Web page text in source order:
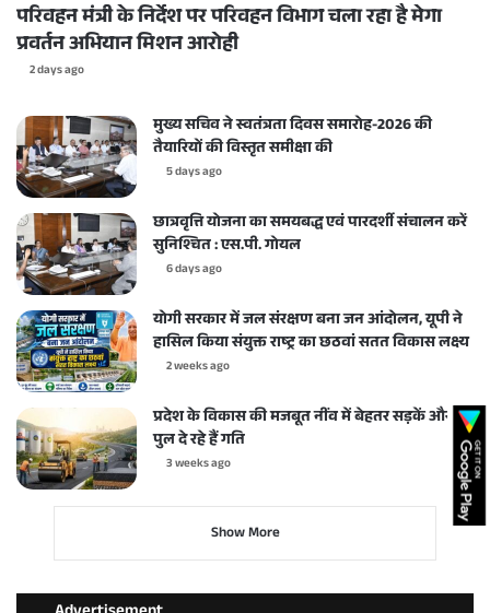
परिवहन मंत्री के निर्देश पर परिवहन विभाग चला रहा है मेगा
प्रवर्तन अभियान मिशन आरोही
2 days ago
मुख्य सचिव ने स्वतंत्रता दिवस समारोह-2026 की
तैयारियों की विस्तृत समीक्षा की
5 days ago
छात्रवृत्ति योजना का समयबद्ध एवं पारदर्शी संचालन करें
सुनिश्चित : एस.पी. गोयल
6 days ago
योगी सरकार में जल संरक्षण बना जन आंदोलन, यूपी ने
हासिल किया संयुक्त राष्ट्र का छठवां सतत विकास लक्ष्य
2 weeks ago
प्रदेश के विकास की मजबूत नींव में बेहतर सड़कें और
पुल दे रहे हैं गति
3 weeks ago
Show More